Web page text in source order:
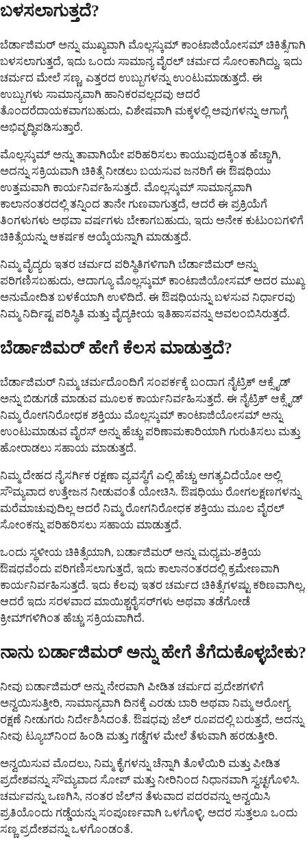
ಬಳಸಲಾಗುತ್ತದೆ?
ಬೆರ್ಡಾಜಿಮರ್ ಅನ್ನು ಮುಖ್ಯವಾಗಿ ಮೊಲ್ಲಸ್ಕುಮ್ ಕಾಂಟಾಜಿಯೋಸಮ್ ಚಿಕಿತ್ಸೆಗಾಗಿ
ಬಳಸಲಾಗುತ್ತದೆ, ಇದು ಒಂದು ಸಾಮಾನ್ಯ ವೈರಲ್ ಚರ್ಮದ ಸೋಂಕಾಗಿದ್ದು, ಇದು
ಚರ್ಮದ ಮೇಲೆ ಸಣ್ಣ, ಎತ್ತರದ ಉಬ್ಬುಗಳನ್ನು ಉಂಟುಮಾಡುತ್ತದೆ. ಈ
ಉಬ್ಬುಗಳು ಸಾಮಾನ್ಯವಾಗಿ ಹಾನಿಕರವಲ್ಲದವು ಆದರೆ
ತೊಂದರೆದಾಯಕವಾಗಬಹುದು, ವಿಶೇಷವಾಗಿ ಮಕ್ಕಳಲ್ಲಿ ಅವುಗಳನ್ನು ಆಗಾಗ್ಗೆ
ಅಭಿವೃದ್ಧಿಪಡಿಸುತ್ತಾರೆ.
ಮೊಲ್ಲಸ್ಕುಮ್ ಅನ್ನು ತಾವಾಗಿಯೇ ಪರಿಹರಿಸಲು ಕಾಯುವುದಕ್ಕಿಂತ ಹೆಚ್ಚಾಗಿ,
ಅದನ್ನು ಸಕ್ರಿಯವಾಗಿ ಚಿಕಿತ್ಸೆ ನೀಡಲು ಬಯಸುವ ಜನರಿಗೆ ಈ ಔಷಧಿಯು
ಉತ್ತಮವಾಗಿ ಕಾರ್ಯನಿರ್ವಹಿಸುತ್ತದೆ. ಮೊಲ್ಲಸ್ಕುಮ್ ಸಾಮಾನ್ಯವಾಗಿ
ಕಾಲಾನಂತರದಲ್ಲಿ ತನ್ನಿಂದ ತಾನೇ ಗುಣವಾಗುತ್ತದೆ, ಆದರೆ ಈ ಪ್ರಕ್ರಿಯೆಗೆ
ತಿಂಗಳುಗಳು ಅಥವಾ ವರ್ಷಗಳು ಬೇಕಾಗಬಹುದು, ಇದು ಅನೇಕ ಕುಟುಂಬಗಳಿಗೆ
ಚಿಕಿತ್ಸೆಯನ್ನು ಆಕರ್ಷಕ ಆಯ್ಕೆಯನ್ನಾಗಿ ಮಾಡುತ್ತದೆ.
ನಿಮ್ಮ ವೈದ್ಯರು ಇತರ ಚರ್ಮದ ಪರಿಸ್ಥಿತಿಗಳಿಗಾಗಿ ಬೆರ್ಡಾಜಿಮರ್ ಅನ್ನು
ಪರಿಗಣಿಸಬಹುದು, ಆದಾಗ್ಯೂ ಮೊಲ್ಲಸ್ಕುಮ್ ಕಾಂಟಾಜಿಯೋಸಮ್ ಅದರ ಮುಖ್ಯ
ಅನುಮೋದಿತ ಬಳಕೆಯಾಗಿ ಉಳಿದಿದೆ. ಈ ಔಷಧಿಯನ್ನು ಬಳಸುವ ನಿರ್ಧಾರವು
ನಿಮ್ಮ ನಿರ್ದಿಷ್ಟ ಪರಿಸ್ಥಿತಿ ಮತ್ತು ವೈದ್ಯಕೀಯ ಇತಿಹಾಸವನ್ನು ಅವಲಂಬಿಸಿರುತ್ತದೆ.
ಬೆರ್ಡಾಜಿಮರ್ ಹೇಗೆ ಕೆಲಸ ಮಾಡುತ್ತದೆ?
ಬೆರ್ಡಾಜಿಮರ್ ನಿಮ್ಮ ಚರ್ಮದೊಂದಿಗೆ ಸಂಪರ್ಕಕ್ಕೆ ಬಂದಾಗ ನೈಟ್ರಿಕ್ ಆಕ್ಸೈಡ್
ಅನ್ನು ಬಿಡುಗಡೆ ಮಾಡುವ ಮೂಲಕ ಕಾರ್ಯನಿರ್ವಹಿಸುತ್ತದೆ. ಈ ನೈಟ್ರಿಕ್ ಆಕ್ಸೈಡ್
ನಿಮ್ಮ ರೋಗನಿರೋಧಕ ಶಕ್ತಿಯು ಮೊಲ್ಲಸ್ಕುಮ್ ಕಾಂಟಾಜಿಯೋಸಮ್ ಅನ್ನು
ಉಂಟುಮಾಡುವ ವೈರಸ್ ಅನ್ನು ಹೆಚ್ಚು ಪರಿಣಾಮಕಾರಿಯಾಗಿ ಗುರುತಿಸಲು ಮತ್ತು
ಹೋರಾಡಲು ಸಹಾಯ ಮಾಡುತ್ತದೆ.
ನಿಮ್ಮ ದೇಹದ ನೈಸರ್ಗಿಕ ರಕ್ಷಣಾ ವ್ಯವಸ್ಥೆಗೆ ಎಲ್ಲಿ ಹೆಚ್ಚು ಅಗತ್ಯವಿದೆಯೋ ಅಲ್ಲಿ
ಸೌಮ್ಯವಾದ ಉತ್ತೇಜನ ನೀಡುವಂತೆ ಯೋಚಿಸಿ. ಔಷಧಿಯು ರೋಗಲಕ್ಷಣಗಳನ್ನು
ಮರೆಮಾಚುವುದಿಲ್ಲ ಆದರೆ ನಿಮ್ಮ ರೋಗನಿರೋಧಕ ಶಕ್ತಿಯು ಮೂಲ ವೈರಲ್
ಸೋಂಕನ್ನು ಪರಿಹರಿಸಲು ಸಹಾಯ ಮಾಡುತ್ತದೆ.
ಒಂದು ಸ್ಥಳೀಯ ಚಿಕಿತ್ಸೆಯಾಗಿ, ಬರ್ಡಾಜಿಮರ್ ಅನ್ನು ಮಧ್ಯಮ-ಶಕ್ತಿಯ
ಔಷಧವೆಂದು ಪರಿಗಣಿಸಲಾಗುತ್ತದೆ, ಇದು ಕಾಲಾನಂತರದಲ್ಲಿ ಕ್ರಮೇಣವಾಗಿ
ಕಾರ್ಯನಿರ್ವಹಿಸುತ್ತದೆ. ಇದು ಕೆಲವು ಇತರ ಚರ್ಮದ ಚಿಕಿತ್ಸೆಗಳಷ್ಟು ಕಠಿಣವಾಗಿಲ್ಲ,
ಆದರೆ ಇದು ಸರಳವಾದ ಮಾಯಿಶ್ಚರೈಸರ್‌ಗಳು ಅಥವಾ ತಡೆಗೋಡೆ
ಕ್ರೀಮ್‌ಗಳಿಗಿಂತ ಹೆಚ್ಚು ಸಕ್ರಿಯವಾಗಿದೆ.
ನಾನು ಬರ್ಡಾಜಿಮರ್ ಅನ್ನು ಹೇಗೆ ತೆಗೆದುಕೊಳ್ಳಬೇಕು?
ನೀವು ಬರ್ಡಾಜಿಮರ್ ಅನ್ನು ನೇರವಾಗಿ ಪೀಡಿತ ಚರ್ಮದ ಪ್ರದೇಶಗಳಿಗೆ
ಅನ್ವಯಿಸುತ್ತೀರಿ, ಸಾಮಾನ್ಯವಾಗಿ ದಿನಕ್ಕೆ ಎರಡು ಬಾರಿ ಅಥವಾ ನಿಮ್ಮ ಆರೋಗ್ಯ
ರಕ್ಷಣೆ ನೀಡುಗರು ನಿರ್ದೇಶಿಸಿದಂತೆ. ಔಷಧವು ಜೆಲ್ ರೂಪದಲ್ಲಿ ಬರುತ್ತದೆ, ಅದನ್ನು
ನೀವು ಟ್ಯೂಬ್‌ನಿಂದ ಹಿಂಡಿ ಮತ್ತು ಗಡ್ಡೆಗಳ ಮೇಲೆ ತೆಳುವಾಗಿ ಹರಡುತ್ತೀರಿ.
ಅನ್ವಯಿಸುವ ಮೊದಲು, ನಿಮ್ಮ ಕೈಗಳನ್ನು ಚೆನ್ನಾಗಿ ತೊಳೆಯಿರಿ ಮತ್ತು ಪೀಡಿತ
ಪ್ರದೇಶವನ್ನು ಸೌಮ್ಯವಾದ ಸೋಪ್ ಮತ್ತು ನೀರಿನಿಂದ ನಿಧಾನವಾಗಿ ಸ್ವಚ್ಛಗೊಳಿಸಿ.
ಚರ್ಮವನ್ನು ಒಣಗಿಸಿ, ನಂತರ ಜೆಲ್‌ನ ತೆಳುವಾದ ಪದರವನ್ನು ಅನ್ವಯಿಸಿ
ಪ್ರತಿಯೊಂದು ಗಡ್ಡೆಯನ್ನು ಸಂಪೂರ್ಣವಾಗಿ ಒಳಗೊಳ್ಳಿ, ಅದರ ಸುತ್ತಲೂ ಒಂದು
ಸಣ್ಣ ಪ್ರದೇಶವನ್ನು ಒಳಗೊಂಡಂತೆ.